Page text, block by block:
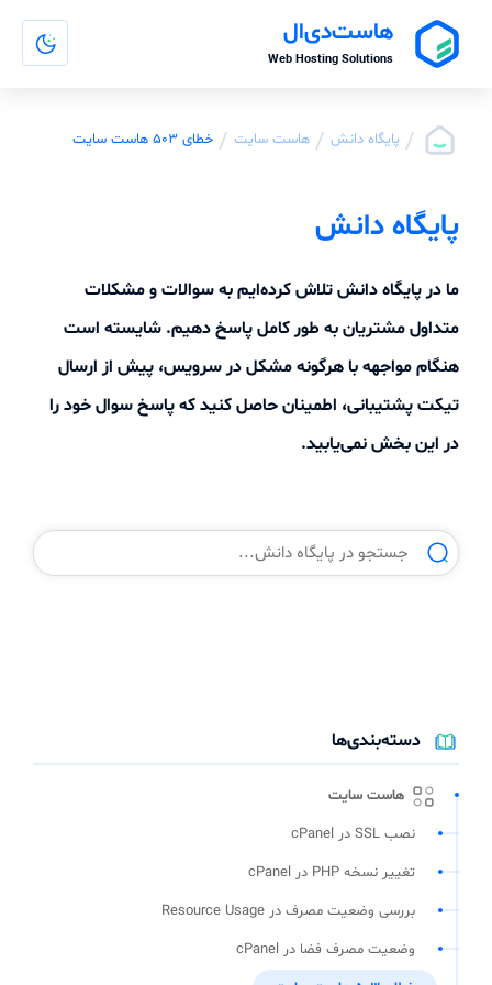
هاست‌دی‌ال
Web Hosting Solutions
/ پایگاه دانش / هاست سایت / خطای 503 هاست سایت
پایگاه دانش
ما در پایگاه دانش تلاش کرده‌ایم به سوالات و مشکلات
متداول مشتریان به طور کامل پاسخ دهیم. شایسته است
هنگام مواجهه با هرگونه مشکل در سرویس، پیش از ارسال
تیکت پشتیبانی، اطمینان حاصل کنید که پاسخ سوال خود را
در این بخش نمی‌یابید.
دسته‌بندی‌ها
هاست سایت
نصب SSL در cPanel
تغییر نسخه PHP در cPanel
بررسی وضعیت مصرف در Resource Usage
وضعیت مصرف فضا در cPanel